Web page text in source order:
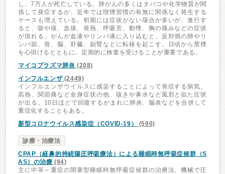
し、7万人が死亡している。肺がんの多くはタバコや化学物質が関
係して発症するが、近年では喫煙習慣の有無に関係なく発生する
ケースも増えている。初期には症状がない場合が多いが、進行す
ると、咳や痰、血痰、発熱、呼吸苦、動悸、胸の痛みなどの症状
が現れる。がんが血液やリンパ液に入り込むと、反対側の肺やリ
ンパ節、骨、脳、肝臓、副腎などに転移を起こす。日頃から禁煙
を心掛けるとともに、定期的に検査を受けることが重要である。
マイコプラズマ肺炎 (208)
インフルエンザ(2449)
インフルエンザウイルスに感染することによって発症する病気。
高熱、関節痛など全身症状の他、咳きや鼻水など風邪と似た症状
が出る。10日ほどで回復するがまれに肺炎、脳炎などを合併して
重症化することもある。
新型コロナウイルス感染症（COVID-19）
(590)
診療・治療法
CPAP（経鼻的持続陽圧呼吸療法）による睡眠時無呼吸症候群（S
AS）の治療 (94)
主に中等～重症の閉塞型睡眠時無呼吸症候群の治療法。機械で圧